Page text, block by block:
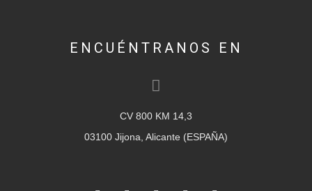
ENCUÉNTRANOS EN
CV 800 KM 14,3
03100 Jijona, Alicante (ESPAÑA)